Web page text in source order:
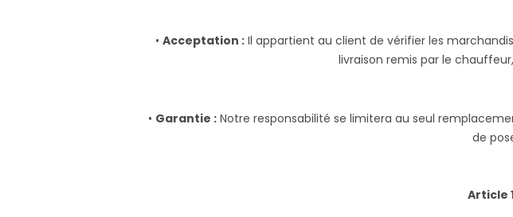
• Acceptation : Il appartient au client de vérifier les
livraison remis par le
• Garantie : Notre responsabilité se limitera au seul
de
Article 1